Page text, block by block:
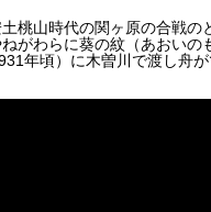
桃山時代の関ヶ原の合戦
がわらに葵の紋（あおい
年頃）に木曽川で渡し舟